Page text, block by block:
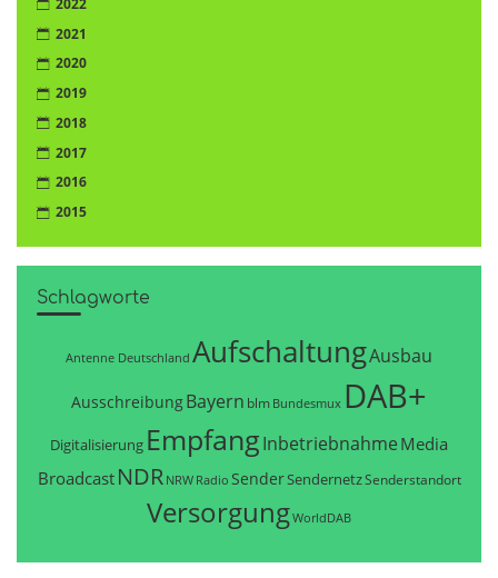
2021
2020
2019
2018
2017
2016
2015
Schlagworte
Antenne Deutschland AufschaltungAusbau
AusschreibungBayern blm Bundesmux DAB+
Digitalisierung EmpfangInbetriebnahme Media
Broadcast NDR NRW Radio SenderSendernetzSenderstandort
VersorgungWorldDAB